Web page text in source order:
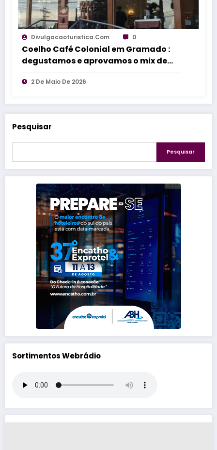
Divulgacaoturistica.com 0
Coelho Café Colonial em Gramado :
degustamos e aprovamos o mix de
delicias
2 De Maio De 2026
Pesquisar
Pesquisar
Sortimentos Webrádio